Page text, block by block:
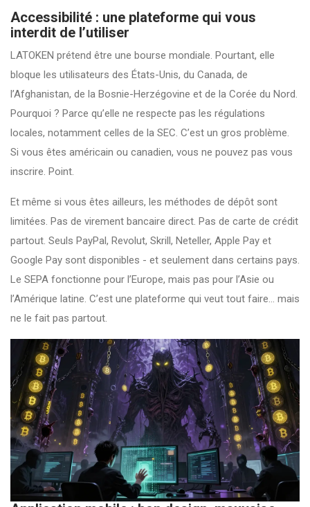
Accessibilité : une plateforme qui vous
interdit de l’utiliser
LATOKEN prétend être une bourse mondiale. Pourtant, elle
bloque les utilisateurs des États-Unis, du Canada, de
l’Afghanistan, de la Bosnie-Herzégovine et de la Corée du Nord.
Pourquoi ? Parce qu’elle ne respecte pas les régulations
locales, notamment celles de la SEC. C’est un gros problème.
Si vous êtes américain ou canadien, vous ne pouvez pas vous
inscrire. Point.
Et même si vous êtes ailleurs, les méthodes de dépôt sont
limitées. Pas de virement bancaire direct. Pas de carte de crédit
partout. Seuls PayPal, Revolut, Skrill, Neteller, Apple Pay et
Google Pay sont disponibles - et seulement dans certains pays.
Le SEPA fonctionne pour l’Europe, mais pas pour l’Asie ou
l’Amérique latine. C’est une plateforme qui veut tout faire… mais
ne le fait pas partout.